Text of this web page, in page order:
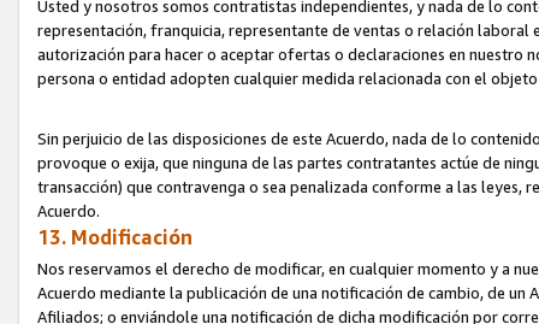
Usted y nosotros somos contratistas independientes, y nada de lo
representación, franquicia, representante de ventas o relación
autorización para hacer o aceptar ofertas o declaraciones en nuestro
persona o entidad adopten cualquier medida relacionada con el
Sin perjuicio de las disposiciones de este Acuerdo, nada de lo
provoque o exija, que ninguna de las partes contratantes actúe de
transacción) que contravenga o sea penalizada conforme a las leyes,
Acuerdo.
13. Modificación
Nos reservamos el derecho de modificar, en cualquier momento y a
Acuerdo mediante la publicación de una notificación de cambio, de
Afiliados; o enviándole una notificación de dicha modificación por